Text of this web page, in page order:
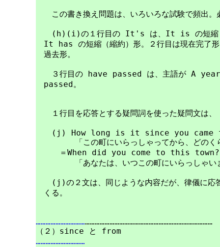
この書き換え問題は、いろいろな試験で頻出。
(h)(i)の１行目の It's は、It is の短縮（
It has の短縮（縮約）形。２行目は現在完了
過去形。
３行目の have passed は、主語が A year
passed。
１行目を応答とする疑問詞を使った疑問文は、
(j) How long is it since you came
「この町にいらっしゃってから、どのくら
＝When did you come to this town?
「あなたは、いつこの町にいらっしゃい
(j)の２文は、同じような内容だが、律儀に応
くる。
………………………………………………………………………………………………
…………………………